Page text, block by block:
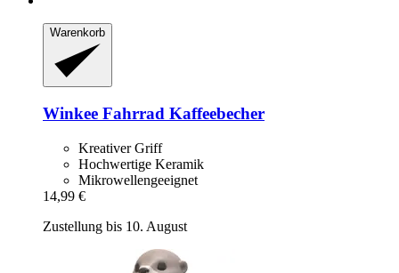
Warenkorb
Winkee Fahrrad Kaffeebecher
Kreativer Griff
Hochwertige Keramik
Mikrowellengeeignet
14,99 €
Zustellung bis 10. August